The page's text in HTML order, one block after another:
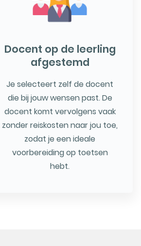
Docent op de leerling
afgestemd
Je selecteert zelf de docent
die bij jouw wensen past. De
docent komt vervolgens vaak
zonder reiskosten naar jou toe,
zodat je een ideale
voorbereiding op toetsen
hebt.